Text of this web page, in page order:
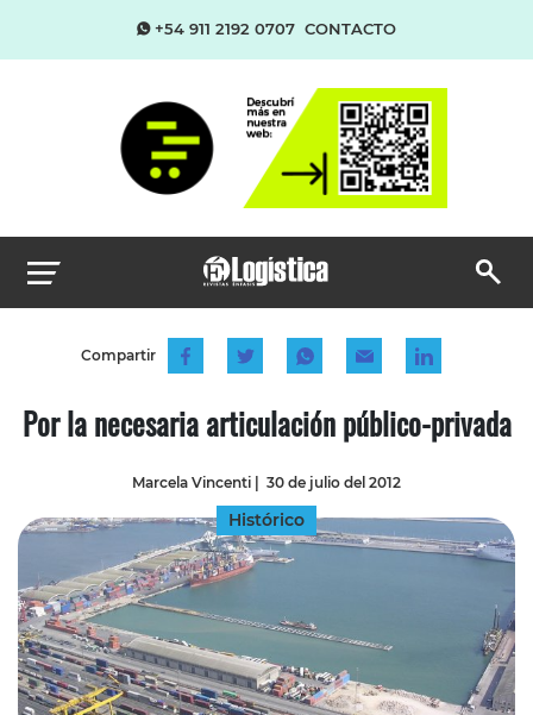
+54 911 2192 0707 CONTACTO
Compartir
Por la necesaria articulación público-privada
Marcela Vincenti | 30 de julio del 2012
Histórico